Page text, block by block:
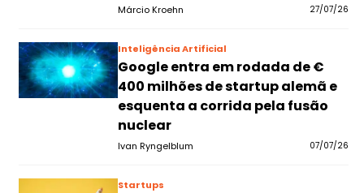
Márcio Kroehn 27/07/26
Inteligência Artificial
Google entra em rodada de €
400 milhões de startup alemã e
esquenta a corrida pela fusão
nuclear
Ivan Ryngelblum 07/07/26
Startups